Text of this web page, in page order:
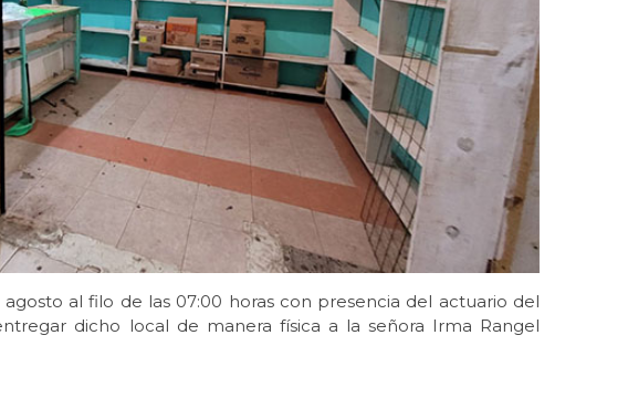
al filo de las 07:00 horas con presencia del actuario del
dicho local de manera física a la señora Irma Rangel